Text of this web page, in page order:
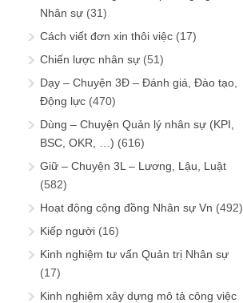
Nhân sự (31)
Cách viết đơn xin thôi việc (17)
Chiến lược nhân sự (51)
Dạy – Chuyện 3Đ – Đánh giá, Đào tạo,
Động lực (470)
Dùng – Chuyện Quản lý nhân sự (KPI,
BSC, OKR, …) (616)
Giữ – Chuyện 3L – Lương, Lậu, Luật
(582)
Hoạt động cộng đồng Nhân sự Vn (492)
Kiếp người (16)
Kinh nghiệm tư vấn Quản trị Nhân sự
(17)
Kinh nghiệm xây dựng mô tả công việc